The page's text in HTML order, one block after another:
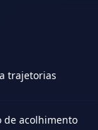
trajetorias
de acolhimento